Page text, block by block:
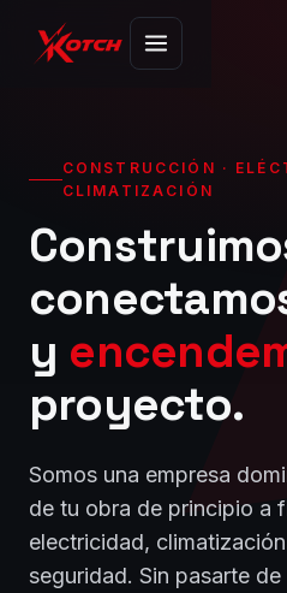
CONSTRUCCIÓN ·
CLIMATIZACIÓN
y
proyecto.
Somos una empresa
de tu obra de principio a
electricidad,
seguridad. Sin pasarte